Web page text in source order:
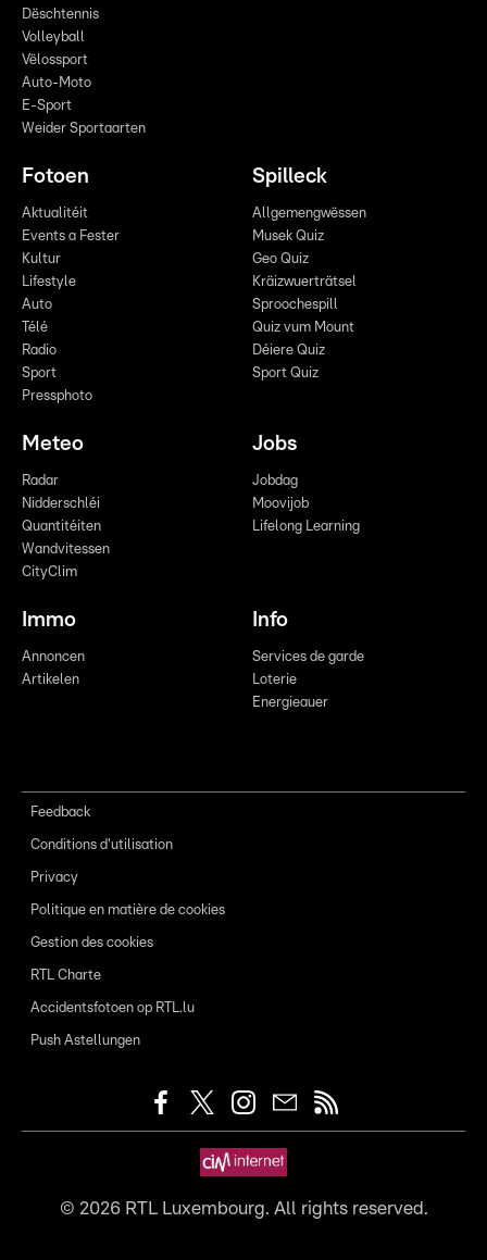
Dëschtennis
Volleyball
Vëlossport
Auto-Moto
E-Sport
Weider Sportaarten
Fotoen
Aktualitéit
Events a Fester
Kultur
Lifestyle
Auto
Télé
Radio
Sport
Pressphoto
Spilleck
Allgemengwëssen
Musek Quiz
Geo Quiz
Kräizwuerträtsel
Sproochespill
Quiz vum Mount
Déiere Quiz
Sport Quiz
Meteo
Radar
Nidderschléi
Quantitéiten
Wandvitessen
CityClim
Jobs
Jobdag
Moovijob
Lifelong Learning
Immo
Annoncen
Artikelen
Info
Services de garde
Loterie
Energieauer
Feedback
Conditions d'utilisation
Privacy
Politique en matière de cookies
Gestion des cookies
RTL Charte
Accidentsfotoen op RTL.lu
Push Astellungen
© 2026RTL Luxembourg. All rights reserved.